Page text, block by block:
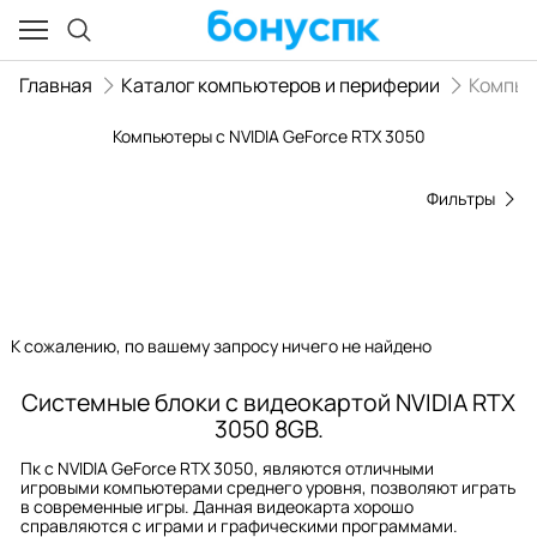
Главная Каталог компьютеров и периферии
Компьютеры с NVIDIA GeForce RTX 3050
Фильтры
К сожалению, по вашему запросу ничего не найдено
Системные блоки с видеокартой NVIDIA RTX
3050 8GB.
Пк с NVIDIA GeForce RTX 3050, являются отличными
игровыми компьютерами среднего уровня, позволяют играть
в современные игры. Данная видеокарта хорошо
справляются с играми и графическими программами.